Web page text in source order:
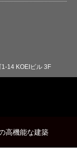
14 KOEIビル 3F
高機能な建築